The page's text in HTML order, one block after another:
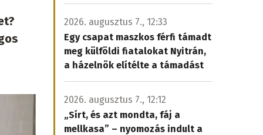
2026. augusztus 7., 12:33
Egy csapat maszkos férfi támadt
meg külföldi fiatalokat Nyitrán,
a házelnök elítélte a támadást
2026. augusztus 7., 12:12
„Sírt, és azt mondta, fáj a
mellkasa” – nyomozás indult a